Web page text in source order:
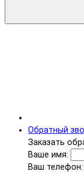
Обратный
Заказать
Ваше имя:
Ваш телефон: